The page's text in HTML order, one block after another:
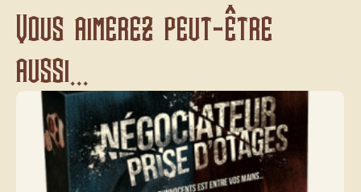
Vous aimerez peut-être
aussi...